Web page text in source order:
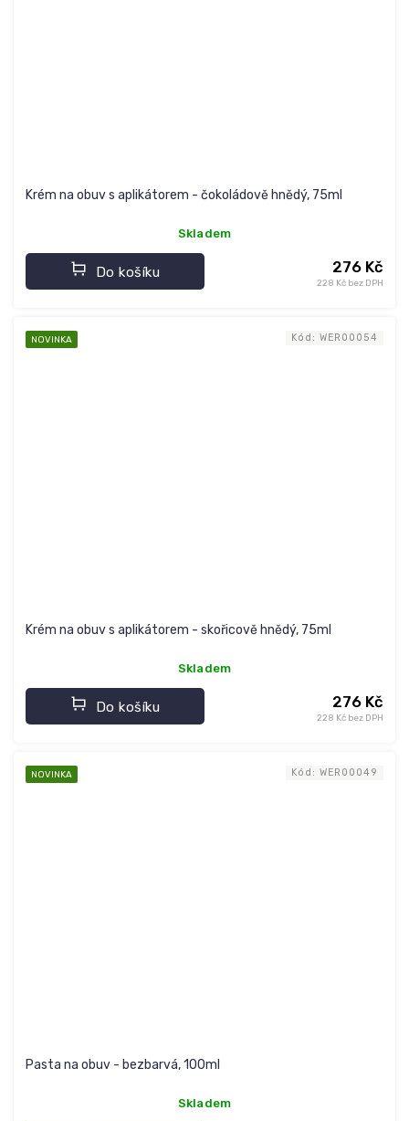
Krém na obuv s aplikátorem - čokoládově hnědý, 75ml
Skladem
228 Kč bez DPH
276 Kč
Do košíku
NOVINKA
Krém na obuv s aplikátorem - skořicově hnědý, 75ml
Skladem
228 Kč bez DPH
276 Kč
Do košíku
Kód: WER00054
NOVINKA
Pasta na obuv - bezbarvá, 100ml
Skladem
Kód: WER00049